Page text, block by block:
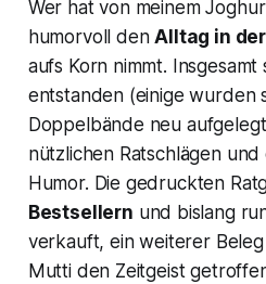
Wer hat von meinem
humorvoll denAlltag in
aufs Korn nimmt.
entstanden (einige wurden
Doppelbände neu
nützlichen Ratschlägen
Humor. Die gedruckten
Bestsellern und bislang
verkauft, ein weiterer
Mutti den Zeitgeist